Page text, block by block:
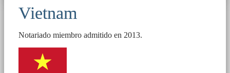
Vietnam
Notariado miembro admitido en 2013.